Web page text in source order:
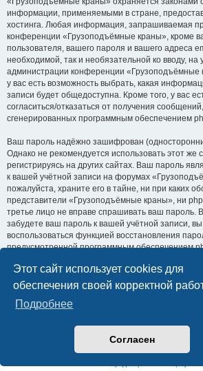
Этот сайт использует cookies для
обеспечения своей корректной
Подробнее
Согласен
информации, применяемыми в стране,
хостинга. Любая информация, запрашиваемая
конференции «Грузоподъёмные краны», кроме
пользователя, вашего пароля и вашего адреса
необходимой, так и необязательной ко вводу, на
администрации конференции «Грузоподъёмные
у вас есть возможность выбрать, какая
записи будет общедоступна. Кроме того, у вас
согласиться/отказаться от получения
сгенерированных программным обеспечением
Ваш пароль надёжно зашифрован
Однако не рекомендуется использовать этот же
регистрируясь на других сайтах. Ваш пароль
к вашей учётной записи на форумах
пожалуйста, храните его в тайне, ни при каких
представители «Грузоподъёмные краны», ни
третье лицо не вправе спрашивать ваш пароль.
забудете ваш пароль к вашей учётной записи,
воспользоваться функцией восстановления
предусмотренной программным обеспечением
необходимо ввести ваше имя пользователя и
программное обеспечение phpBB сгенерирует
вашей учётной записи.
Создано на основеphpBB® Forum Software
Русская поддержка phpBB